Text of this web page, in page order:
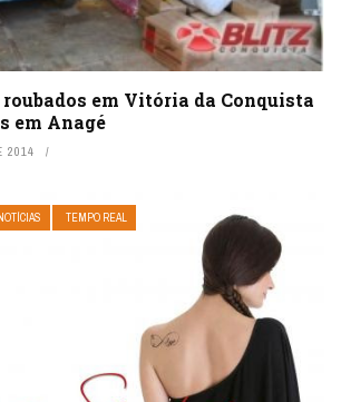
em Vitória da Conquista
em Anagé
2014
TEMPO REAL